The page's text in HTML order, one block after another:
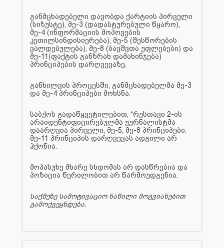
განმცხადებელი დავობდა ქარტიის პირველი
(სიზუსტე), მე-3 (დადასტურებული წყარო),
მე-4 (ინფორმაციის მოპოვების
კეთილსინდისიერება), მე-5 (შესწორების
ვალდებულება), მე-8 (ბავშვთა უფლებები) და
მე-11(ფაქტის განზრახ დამახინჯება)
პრინციპების დარღვევაზე.
განხილვის პროცესში, განმცხადებელმა მე-3
და მე-4 პრინციპები მოხსნა.
საბჭოს გადაწყვეტილებით, “რუსთავი 2-ის
არაიდენტიფიცირებულმა ჟურნალისტმა
დაარღვია პირველი, მე-5, მე-8 პრინციპები.
მე-11 პრინციპის დარღვევას ადგილი არ
ჰქონია.
მოპასუხე მხარე სხდომას არ დასწრებია და
პოზიცია წერილობით არ წარმოუდგენია.
საქმეზე სამოტივაციო ნაწილი მოგვიანებით
გამოქვეყნდება.